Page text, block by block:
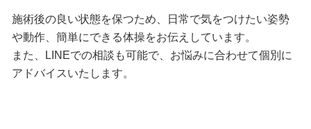
施術後の良い状態を保つため、日常で気をつけたい姿勢
や動作、簡単にできる体操をお伝えしています。
また、LINEでの相談も可能で、お悩みに合わせて個別に
アドバイスいたします。